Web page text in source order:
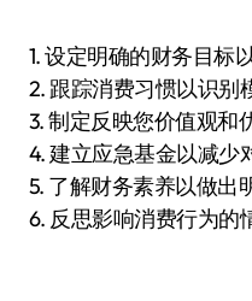
1. 设定明确的财务目标
2. 跟踪消费习惯以识别
3. 制定反映您价值观和
4. 建立应急基金以减少
5. 了解财务素养以做出
6. 反思影响消费行为的